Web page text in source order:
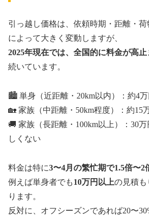
引っ越し価格は、依頼時期・距離・
によって大きく変動しますが、
2025年現在では、全国的に料金が高
続いています。
🏙️ 単身（近距離・20km以内）：約4万
🏡 家族（中距離・50km程度）：約15
🚚 家族（長距離・100km以上）：30
しくない
料金は特に3〜4月の繁忙期で1.5倍〜2
例えば単身者でも10万円以上の見積も
ります。
反対に、オフシーズンであれば20〜